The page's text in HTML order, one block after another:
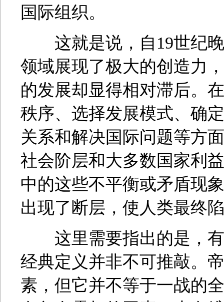
国际组织。
这就是说，自19世纪晚
领域展现了极大的创造力
的发展却显得相对滞后。
秩序、选择发展模式、确
关系和解决国际问题等方
社会阶层和大多数国家利
中的这些不平衡或矛盾现
出现了断层，使人类最终
这里需要指出的是，有
经典定义并非不可推敲。
素，但它并不等于一战的